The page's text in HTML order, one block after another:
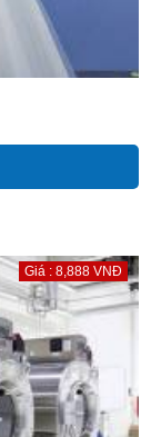
Giá : 8,888 VNĐ